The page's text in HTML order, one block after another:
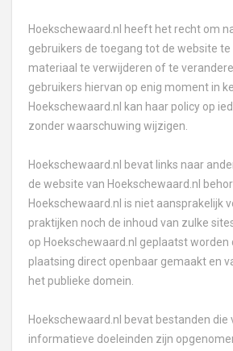
Hoekschewaard.nl heeft het recht om
gebruikers de toegang tot de website
materiaal te verwijderen of te
gebruikers hiervan op enig moment in
Hoekschewaard.nl kan haar policy op
zonder waarschuwing wijzigen.
Hoekschewaard.nl bevat links naar
de website van Hoekschewaard.nl
Hoekschewaard.nl is niet aansprakelijk
praktijken noch de inhoud van zulke
op Hoekschewaard.nl geplaatst worden
plaatsing direct openbaar gemaakt en
het publieke domein.
Hoekschewaard.nl bevat bestanden die
informatieve doeleinden zijn